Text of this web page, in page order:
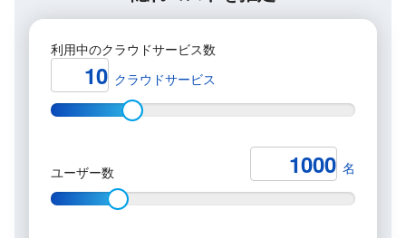
利用中の​クラウドサービス数
クラウドサービス
ユーザー数 名